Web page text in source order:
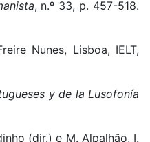
, n.º 33, p. 457-518.
Nunes, Lisboa, IELT,
y de la Lusofonía
(dir.) e M. Alpalhão, I.